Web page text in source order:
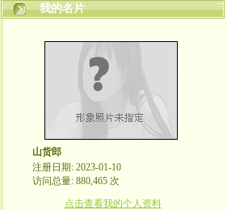
我的名片
山货郎
注册日期: 2023-01-10
访问总量: 880,465 次
点击查看我的个人资料